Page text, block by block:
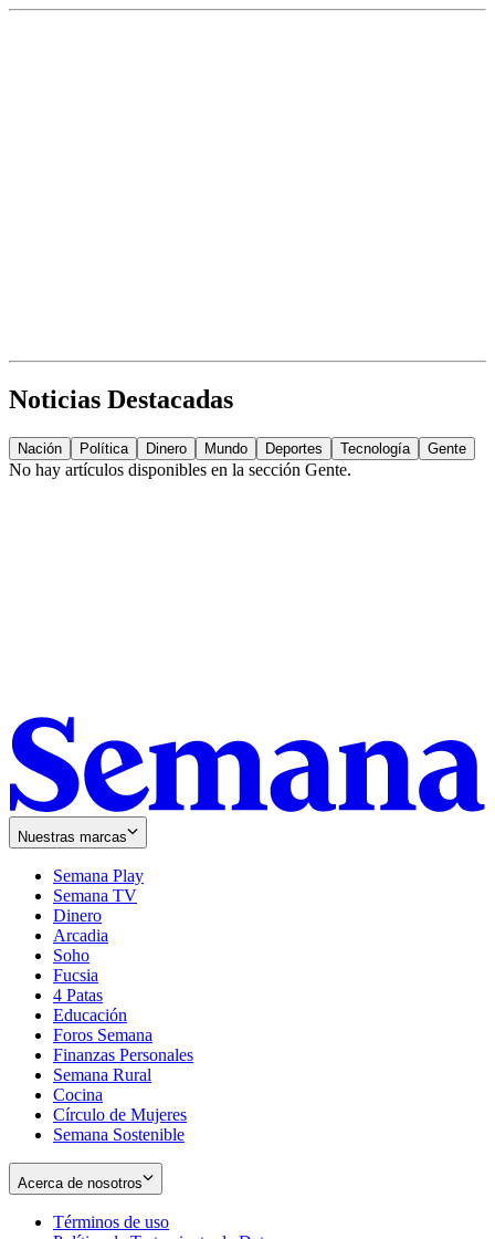
Noticias Destacadas
Nación Política Dinero Mundo Deportes Tecnología Gente
No hay artículos disponibles en la sección Gente.
Nuestras marcas
Semana Play
Semana TV
Dinero
Arcadia
Soho
in
new
window
Fucsia
in
new
window
4 Patas
Educación
Foros Semana
Finanzas Personales
Semana Rural
Cocina
Círculo de Mujeres
Semana Sostenible
Acerca de nosotros
Términos de uso